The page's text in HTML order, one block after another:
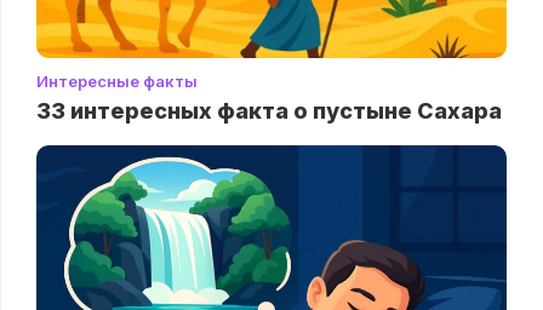
Интересные факты
33 интересных факта о пустыне Сахара